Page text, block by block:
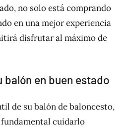
no solo está comprando
en una mejor experiencia
disfrutar al máximo de
balón en buen estado
de su balón de baloncesto,
cuidarlo